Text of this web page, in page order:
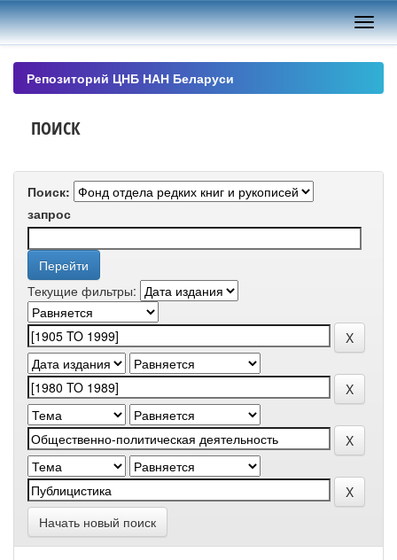
Skip
navigation
Репозиторий ЦНБ НАН Беларуси
ПОИСК
Поиск:
запрос
Текущие фильтры:
Начать новый поиск